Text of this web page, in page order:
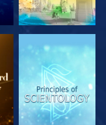
UDFORSK
SERIEN